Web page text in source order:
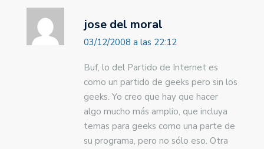
jose del moral
03/12/2008 a las 22:12
Buf, lo del Partido de Internet es
como un partido de geeks pero sin los
geeks. Yo creo que hay que hacer
algo mucho más amplio, que incluya
temas para geeks como una parte de
su programa, pero no sólo eso. Otra